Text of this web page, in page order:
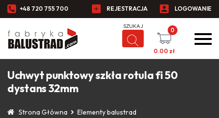
+48 720 755 700 REJESTRACJA LOGOWANIE
0
0.00 zł
Uchwyt punktowy szkła rotula fi 50
dystans 32mm
Strona Główna
Elementy balustrad